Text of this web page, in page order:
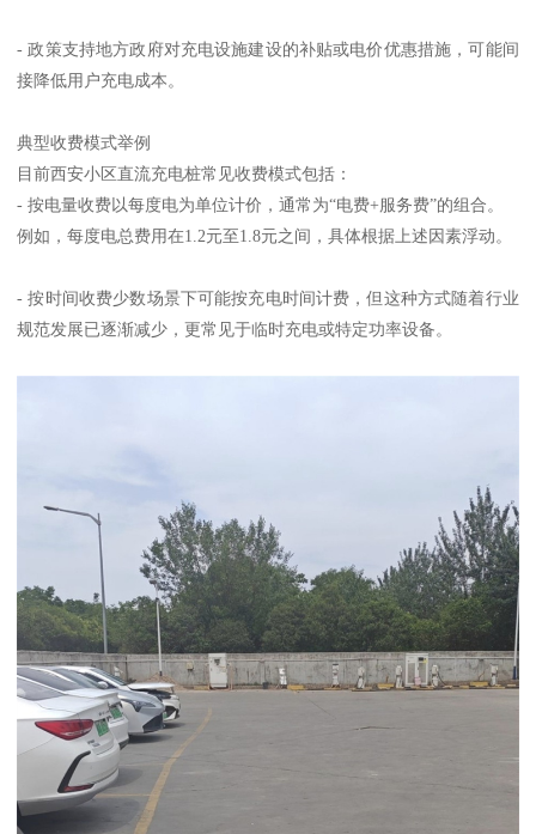
- 政策支持地方政府对充电设施建设的补贴或电价优惠措施，可能间
接降低用户充电成本。
典型收费模式举例
目前西安小区直流充电桩常见收费模式包括：
- 按电量收费以每度电为单位计价，通常为“电费+服务费”的组合。
例如，每度电总费用在1.2元至1.8元之间，具体根据上述因素浮动。
- 按时间收费少数场景下可能按充电时间计费，但这种方式随着行业
规范发展已逐渐减少，更常见于临时充电或特定功率设备。